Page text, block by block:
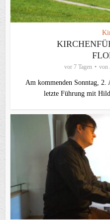
vor 7 Tagen von
Am kommenden Sonntag,
letzte Führung mit